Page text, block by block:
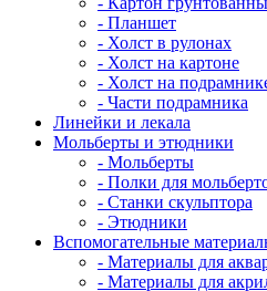
- Планшет
- Холст в рулонах
- Холст на картоне
- Холст на
- Части подрамника
Линейки и лекала
Мольберты и этюдники
- Мольберты
- Полки для
- Станки скульптора
- Этюдники
Вспомогательные
- Материалы для
- Материалы для